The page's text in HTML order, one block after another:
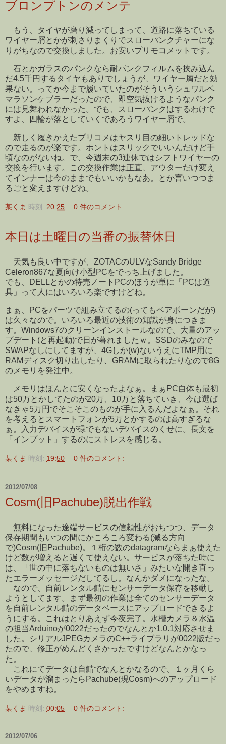
ブロンプトンのメンテ
もう、タイヤが磨り減ってしまって、道路に落ちている
ワイヤー屑とかが刺さりまくりでスローパンクチャーにな
りがちなので交換しました。お安いプリモコメットです。
石とかガラスのパンクなら耐パンクフィルムを挟み込ん
だ4,5千円するタイヤもありでしょうが、ワイヤー屑だと効
果ない。ってか今まで履いていたのがそういうシュワルベ
マラソンケブラーだったので、即空気抜けるようなパンク
には見舞われなかった。でも、スローパンクはするわけで
すよ、四輪が落としていくであろうワイヤー屑で。
新しく履きかえたプリコメはヤスリ目の細いトレッドな
ので走るのが楽です。ホントはスリックでいいんだけど手
頃なのがないね。で、今週末の3連休ではシフトワイヤーの
交換を行います。この交換作業は正直、アウターだけ変え
てインナーは今のままでもいいかもなあ。とか言いつつま
るごと変えますけどね。
某くま 時刻: 20:25 0 件のコメント:
本日は土曜日の当番の振替休日
天気も良い中ですが、ZOTACのULVなSandy Bridge
Celeron867な夏向け小型PCをでっち上げました。
でも、DELLとかの特売ノートPCのほうが単に「PCは道
具」って人にはいろいろ楽ですけどね。
まぁ、PCをパーツで組み立てるの(ってもベアボーンだが)
は久々なので。いろいろ最近の技術の知識が身につきま
す。Windows7のクリーンインストールなので、大量のアッ
プデート(と再起動)で日が暮れましたｗ。SSDのみなので
SWAPなしにしてますが、4Gしか(w)ないうえにTMP用に
RAMディスク切り出したり、GRAMに取られたりなので8G
のメモリを発注中。
メモリはほんとに安くなったよなぁ。まぁPC自体も最初
は50万とかしてたのが20万、10万と落ちていき、今は選ば
なきゃ5万円でそこそこのものが手に入るんだよなぁ。それ
を考えるとスマートフォンが5万とかするのは高すぎるな
ぁ。入力デバイスが碌でもないデバイスのくせに。長文を
「インプット」するのにストレスを感じる。
某くま 時刻: 19:50 0 件のコメント:
2012/07/08
Cosm(旧Pachube)脱出作戦
無料になった途端サービスの信頼性がおちつつ、データ
保存期間もいつの間にかころころ変わる(減る方向
で)Cosm(旧Pachube)。１桁の数のdatagramならまぁ使えた
けど数が増えると遅くて使えない。サービスが落ちた時に
は、「世の中に落ちないものは無いさ」みたいな開き直っ
たエラーメッセージだしてるし。なんかダメになったな。
なので、自前レンタル鯖にセンサーデータ保存を移動し
ようとしてます。まず最初の作業は全てのセンサーデータ
を自前レンタル鯖のデータベースにアップロードできるよ
うにする。これはとりあえず今夜完了。水槽カメラ＆水温
の担当Arduinoが0022だったのでなんとか1.0.1対応させま
した。シリアルJPEGカメラのC++ライブラリが0022版だっ
たので、修正がめんどくさかったですけどなんとかなっ
た。
これにてデータは自鯖でなんとかなるので、１ヶ月くら
いデータが溜まったらPachube(現Cosm)へのアップロード
をやめますね。
某くま 時刻: 00:05 0 件のコメント:
2012/07/06